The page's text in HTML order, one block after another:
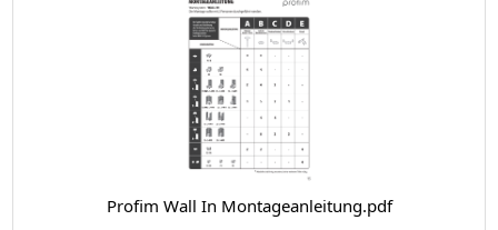
Profim Wall In Montageanleitung.pdf